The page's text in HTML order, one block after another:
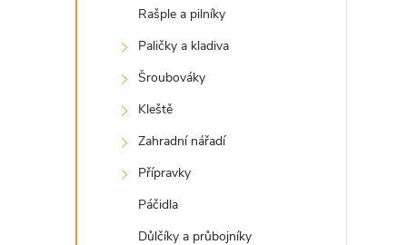
Rašple a pilníky
Paličky a kladiva
Šroubováky
Kleště
Zahradní nářadí
Přípravky
Páčidla
Důlčíky a průbojníky